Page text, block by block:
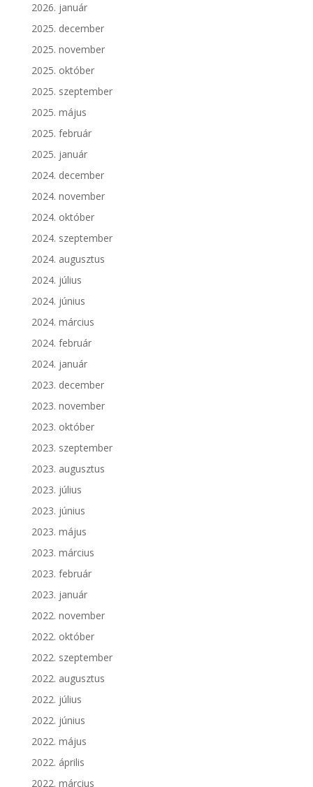
2026. január
2025. december
2025. november
2025. október
2025. szeptember
2025. május
2025. február
2025. január
2024. december
2024. november
2024. október
2024. szeptember
2024. augusztus
2024. július
2024. június
2024. március
2024. február
2024. január
2023. december
2023. november
2023. október
2023. szeptember
2023. augusztus
2023. július
2023. június
2023. május
2023. március
2023. február
2023. január
2022. november
2022. október
2022. szeptember
2022. augusztus
2022. július
2022. június
2022. május
2022. április
2022. március